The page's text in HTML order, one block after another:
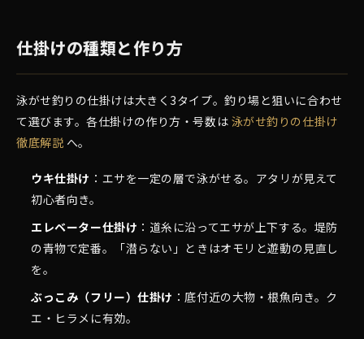
仕掛けの種類と作り方
泳がせ釣りの仕掛けは大きく3タイプ。釣り場と狙いに合わせ
て選びます。各仕掛けの作り方・号数は 泳がせ釣りの仕掛け
徹底解説 へ。
ウキ仕掛け ：エサを一定の層で泳がせる。アタリが見えて
初心者向き。
エレベーター仕掛け ：道糸に沿ってエサが上下する。堤防
の青物で定番。「潜らない」ときはオモリと遊動の見直し
を。
ぶっこみ（フリー）仕掛け ：底付近の大物・根魚向き。ク
エ・ヒラメに有効。